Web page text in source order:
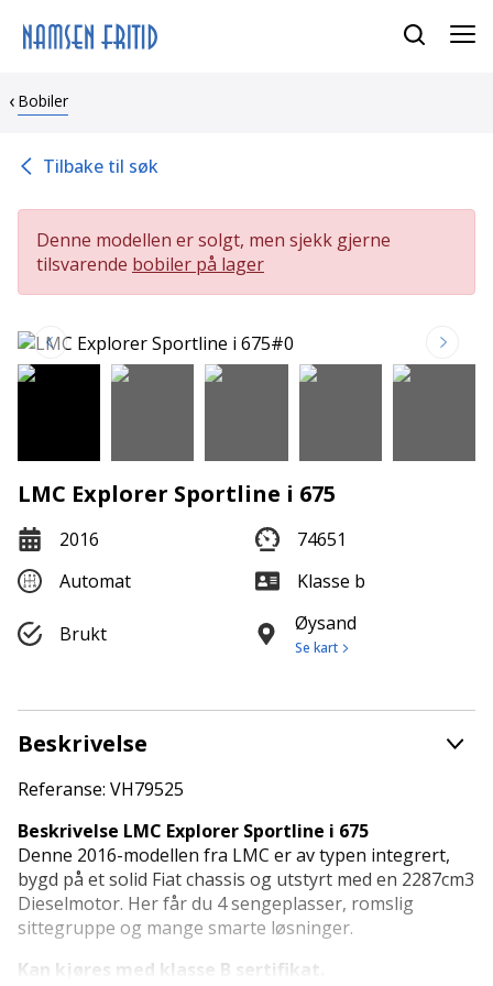
Bobiler
Tilbake til søk
Denne modellen er solgt, men sjekk gjerne
tilsvarende bobiler på lager
LMC Explorer Sportline i 675
2016
74651
Automat
Klasse b
Brukt Øysand
Se kart
Beskrivelse
Referanse: VH79525
Beskrivelse LMC Explorer Sportline i 675
Denne 2016-modellen fra LMC er av typen integrert,
bygd på et solid Fiat chassis og utstyrt med en 2287cm3
Dieselmotor. Her får du 4 sengeplasser, romslig
sittegruppe og mange smarte løsninger.
Kan kjøres med klasse B sertifikat.